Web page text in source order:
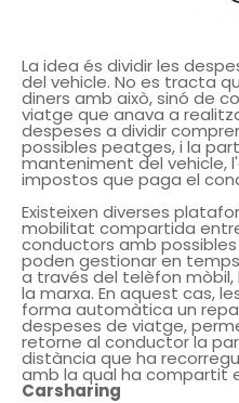
La idea és dividir les
del vehicle. No es tracta
diners amb això, sinó de
viatge que anava a
despeses a dividir
possibles peatges, i la
manteniment del vehicle,
impostos que paga el
Existeixen diverses
mobilitat compartida
conductors amb
poden gestionar en
a través del telèfon
la marxa. En aquest cas,
forma automàtica un
despeses de viatge,
retorne al conductor la
distància que ha
amb la qual ha compartit
Carsharing